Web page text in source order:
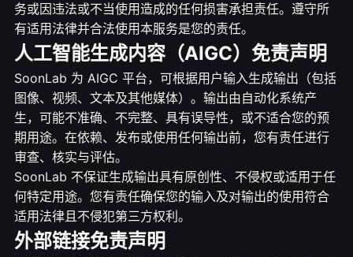
务或因违法或不当使用造成的任何损害承担责任。遵守所
有适用法律并合法使用本服务是您的责任。
人工智能生成内容（AIGC）免责声明
SoonLab 为 AIGC 平台，可根据用户输入生成输出（包括
图像、视频、文本及其他媒体）。输出由自动化系统产
生，可能不准确、不完整、具有误导性，或不适合您的预
期用途。在依赖、发布或使用任何输出前，您有责任进行
审查、核实与评估。
SoonLab 不保证生成输出具有原创性、不侵权或适用于任
何特定用途。您有责任确保您的输入及对输出的使用符合
适用法律且不侵犯第三方权利。
外部链接免责声明